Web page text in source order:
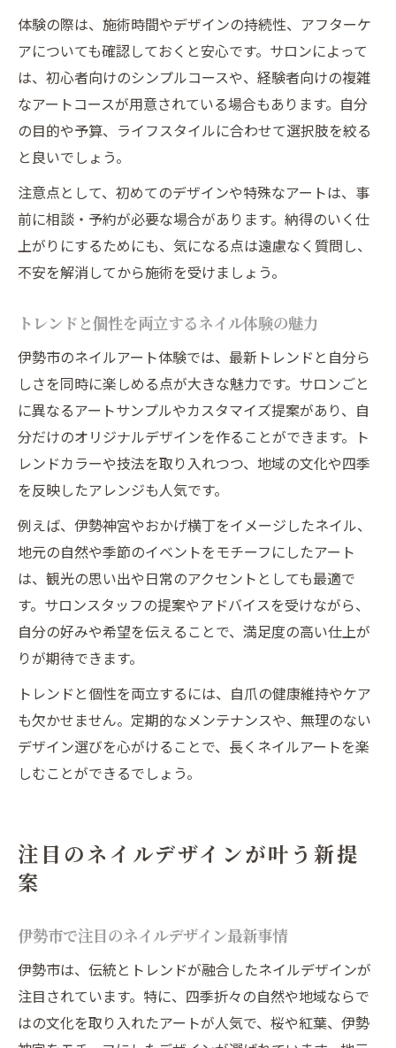
体験の際は、施術時間やデザインの持続性、アフターケ
アについても確認しておくと安心です。サロンによって
は、初心者向けのシンプルコースや、経験者向けの複雑
なアートコースが用意されている場合もあります。自分
の目的や予算、ライフスタイルに合わせて選択肢を絞る
と良いでしょう。
注意点として、初めてのデザインや特殊なアートは、事
前に相談・予約が必要な場合があります。納得のいく仕
上がりにするためにも、気になる点は遠慮なく質問し、
不安を解消してから施術を受けましょう。
トレンドと個性を両立するネイル体験の魅力
伊勢市のネイルアート体験では、最新トレンドと自分ら
しさを同時に楽しめる点が大きな魅力です。サロンごと
に異なるアートサンプルやカスタマイズ提案があり、自
分だけのオリジナルデザインを作ることができます。ト
レンドカラーや技法を取り入れつつ、地域の文化や四季
を反映したアレンジも人気です。
例えば、伊勢神宮やおかげ横丁をイメージしたネイル、
地元の自然や季節のイベントをモチーフにしたアート
は、観光の思い出や日常のアクセントとしても最適で
す。サロンスタッフの提案やアドバイスを受けながら、
自分の好みや希望を伝えることで、満足度の高い仕上が
りが期待できます。
トレンドと個性を両立するには、自爪の健康維持やケア
も欠かせません。定期的なメンテナンスや、無理のない
デザイン選びを心がけることで、長くネイルアートを楽
しむことができるでしょう。
注目のネイルデザインが叶う新提
案
伊勢市で注目のネイルデザイン最新事情
伊勢市は、伝統とトレンドが融合したネイルデザインが
注目されています。特に、四季折々の自然や地域ならで
はの文化を取り入れたアートが人気で、桜や紅葉、伊勢